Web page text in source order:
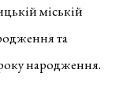
міській
та
народження.